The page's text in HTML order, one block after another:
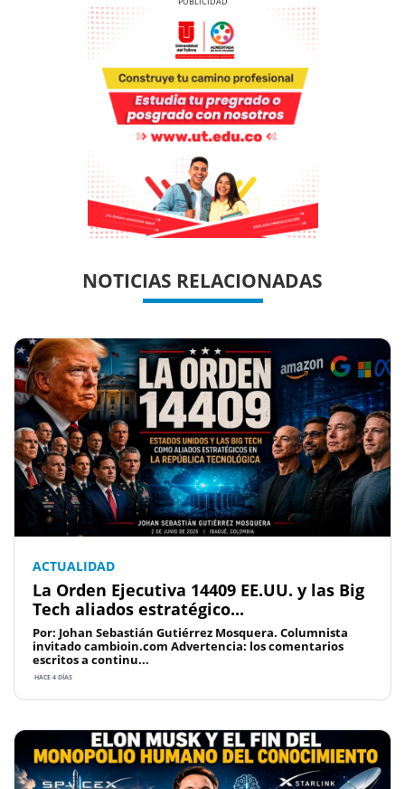
NOTICIAS RELACIONADAS
ACTUALIDAD
La Orden Ejecutiva 14409 EE.UU. y las Big
Tech aliados estratégico...
Por: Johan Sebastián Gutiérrez Mosquera. Columnista
invitado cambioin.com Advertencia: los comentarios
escritos a continu...
HACE 4 DÍAS